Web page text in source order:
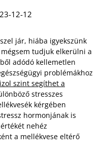
12-12
jár, hiába igyekszünk
tudjuk elkerülni a
adódó kellemetlen
problémákhoz
szint segíthet a
stresszes
kérgében
hormonjának is
nehéz
a mellékvese eltérő